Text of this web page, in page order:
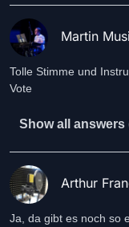
Martin
Tolle Stimme und
Vote
Show all answers
Arthur
Ja, da gibt es noch so